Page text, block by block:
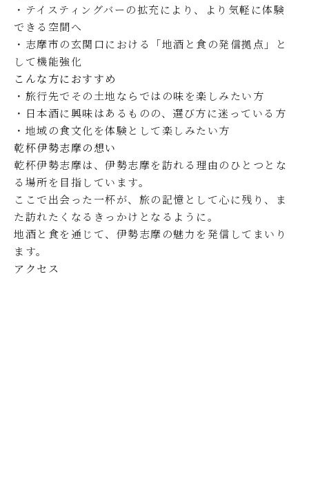
・テイスティングバーの拡充により、より気軽に体験
できる空間へ
・志摩市の玄関口における「地酒と食の発信拠点」と
して機能強化
こんな方におすすめ
・旅行先でその土地ならではの味を楽しみたい方
・日本酒に興味はあるものの、選び方に迷っている方
・地域の食文化を体験として楽しみたい方
乾杯伊勢志摩の想い
乾杯伊勢志摩は、伊勢志摩を訪れる理由のひとつとな
る場所を目指しています。
ここで出会った一杯が、旅の記憶として心に残り、ま
た訪れたくなるきっかけとなるように。
地酒と食を通じて、伊勢志摩の魅力を発信してまいり
ます。
アクセス